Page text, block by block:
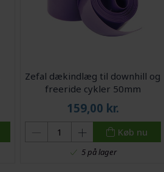
Zefal dækindlæg til downhill og
freeride cykler 50mm
159,00 kr.
Køb nu
5 på lager